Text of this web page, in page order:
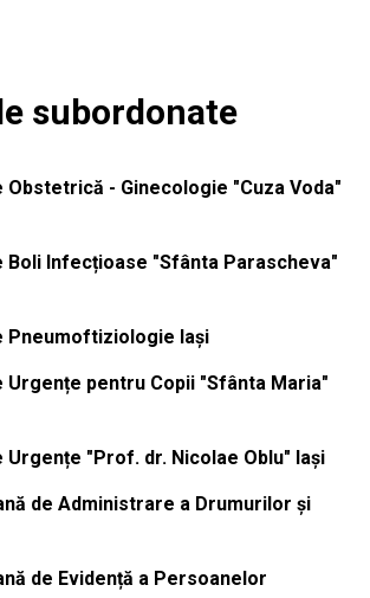
subordonate
Obstetrică - Ginecologie "Cuza Voda"
Boli Infecțioase "Sfânta Parascheva"
Pneumoftiziologie Iași
Urgențe pentru Copii "Sfânta Maria"
Urgențe "Prof. dr. Nicolae Oblu" Iași
de Administrare a Drumurilor și
de Evidență a Persoanelor